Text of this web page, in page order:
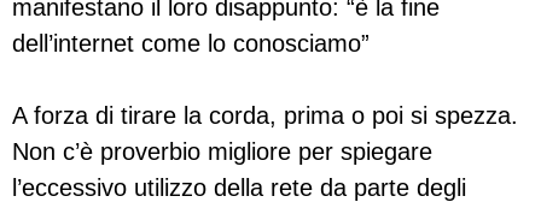
manifestano il loro disappunto: “è la fine
dell’internet come lo conosciamo”
A forza di tirare la corda, prima o poi si spezza.
Non c’è proverbio migliore per spiegare
l’eccessivo utilizzo della rete da parte degli